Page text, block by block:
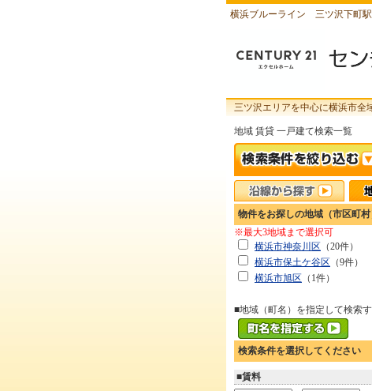
横浜ブルーライン 三ツ沢下町駅
三ツ沢エリアを中心に横浜市全
地域 賃貸 一戸建て検索一覧
物件をお探しの地域（市区町
※最大3地域まで選択可
横浜市神奈川区 （20件）
横浜市保土ケ谷区 （9件）
横浜市旭区 （1件）
■地域（町名）を指定して検索
検索条件を選択してください
■賃料